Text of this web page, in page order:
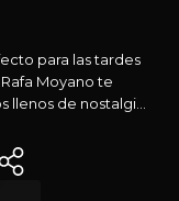
para las tardes
Rafa Moyano te
de nostalgia
camino al trabajo o
y media de radio